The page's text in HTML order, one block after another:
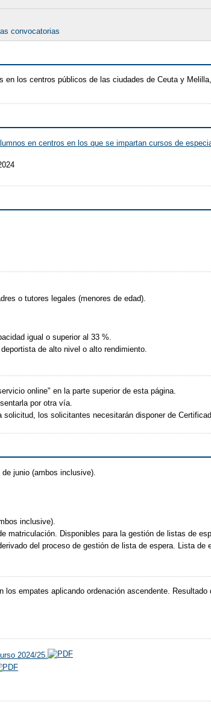
convocatorias
en los centros públicos de las ciudades de Ceuta y
en centros en los que se impartan cursos de
o tutores legales (menores de edad).
igual o superior al 33 %.
de alto nivel o alto rendimiento.
online" en la parte superior de esta página.
por otra vía.
los solicitantes necesitarán disponer de
junio (ambos inclusive).
inclusive).
matriculación. Disponibles para la gestión de listas de
del proceso de gestión de lista de espera. Lista
empates aplicando ordenación ascendente. Resultado
2024/25.